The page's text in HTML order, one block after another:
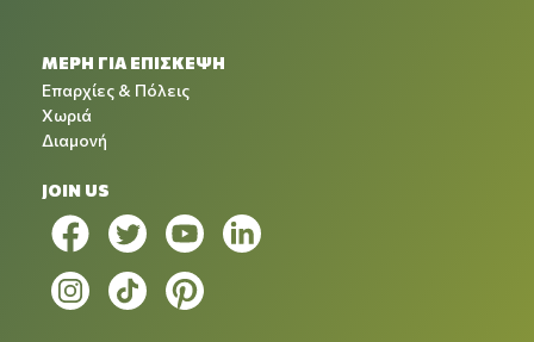
ΜΕΡΗ ΓΙΑ ΕΠΙΣΚΕΨΗ
Επαρχίες & Πόλεις
Χωριά
Διαμονή
JOIN US